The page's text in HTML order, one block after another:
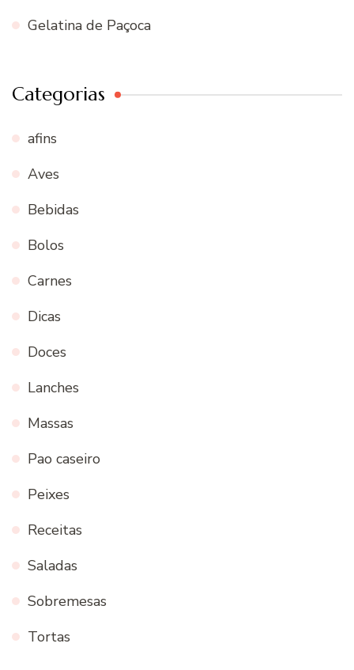
Gelatina de Paçoca
Categorias
afins
Aves
Bebidas
Bolos
Carnes
Dicas
Doces
Lanches
Massas
Pao caseiro
Peixes
Receitas
Saladas
Sobremesas
Tortas